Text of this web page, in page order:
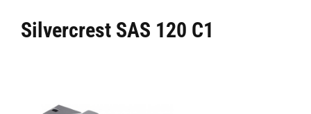
Silvercrest SAS 120 C1